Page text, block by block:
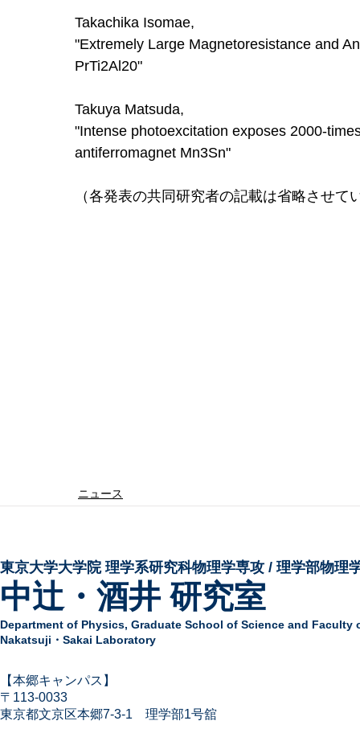
Takachika Isomae,
"Extremely Large Magnetoresistance and
PrTi2Al20"
Takuya Matsuda,
"Intense photoexcitation exposes 2000-
antiferromagnet Mn3Sn"
（各発表の共同研究者の記載は省略させて
ニュース
東京大学大学院 ​理学系研究科物理学専攻 / 理学部物理
中辻・酒井 研究室
Department of Physics, Graduate School of Science and Faculty
Nakatsuji・Sakai Laboratory
​【本郷キャンパス】
〒113-0033
東京都文京区本郷7-3-1
理学部1号舘